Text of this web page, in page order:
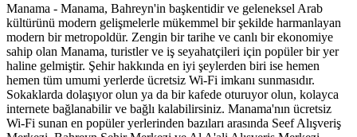
Manama - Manama, Bahreyn'in başkentidir ve geleneksel Arab
kültürünü modern gelişmelerle mükemmel bir şekilde harmanlayan
modern bir metropoldür. Zengin bir tarihe ve canlı bir ekonomiye
sahip olan Manama, turistler ve iş seyahatçileri için popüler bir yer
haline gelmiştir. Şehir hakkında en iyi şeylerden biri ise hemen
hemen tüm umumi yerlerde ücretsiz Wi-Fi imkanı sunmasıdır.
Sokaklarda dolaşıyor olun ya da bir kafede oturuyor olun, kolayca
internete bağlanabilir ve bağlı kalabilirsiniz. Manama'nın ücretsiz
Wi-Fi sunan en popüler yerlerinden bazıları arasında Seef Alışveriş